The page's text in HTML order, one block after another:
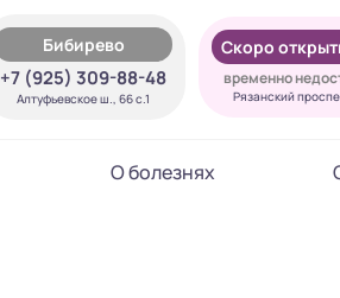
Бибирево
+7 (925) 309-88-48
Алтуфьевское ш., 66 с.1
Скоро
временно
Рязанский
О болезнях